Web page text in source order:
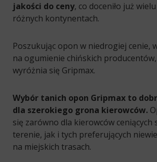
jakości do ceny, co doceniło już
różnych kontynentach.
Poszukując opon w niedrogiej cenie,
na ogumienie chińskich
wyróżnia się Gripmax.
Wybór tanich opon Gripmax to
dla szerokiego grona kierowców.
się zarówno dla kierowców ceniących
terenie, jak i tych preferujących
na miejskich trasach.